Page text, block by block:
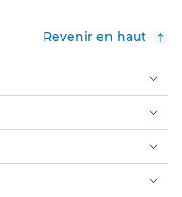
Revenir en haut